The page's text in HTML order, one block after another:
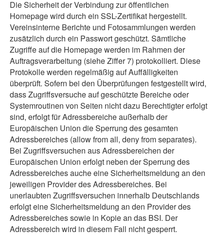
Die Sicherheit der Verbindung zur öffentlichen
Homepage wird durch ein SSL-Zertifikat hergestellt.
Vereinsinterne Berichte und Fotosammlungen werden
zusätzlich durch ein Passwort geschützt. Sämtliche
Zugriffe auf die Homepage werden im Rahmen der
Auftragsverarbeitung (siehe Ziffer 7) protokolliert. Diese
Protokolle werden regelmäßig auf Auffälligkeiten
überprüft. Sofern bei den Überprüfungen festgestellt wird,
dass Zugriffsversuche auf geschützte Bereiche oder
Systemroutinen von Seiten nicht dazu Berechtigter erfolgt
sind, erfolgt für Adressbereiche außerhalb der
Europäischen Union die Sperrung des gesamten
Adressbereiches (allow from all, deny from separates).
Bei Zugriffsversuchen aus Adressbereichen der
Europäischen Union erfolgt neben der Sperrung des
Adressbereiches auche eine Sicherheitsmeldung an den
jeweiligen Provider des Adressbereiches. Bei
unerlaubten Zugriffsversuchen innerhalb Deutschlands
erfolgt eine Sicherheitsmeldung an den Provider des
Adressbereiches sowie in Kopie an das BSI. Der
Adressbereich wird in diesem Fall nicht gesperrt.